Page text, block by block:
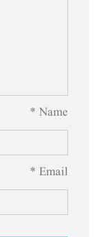
Name *
Email *